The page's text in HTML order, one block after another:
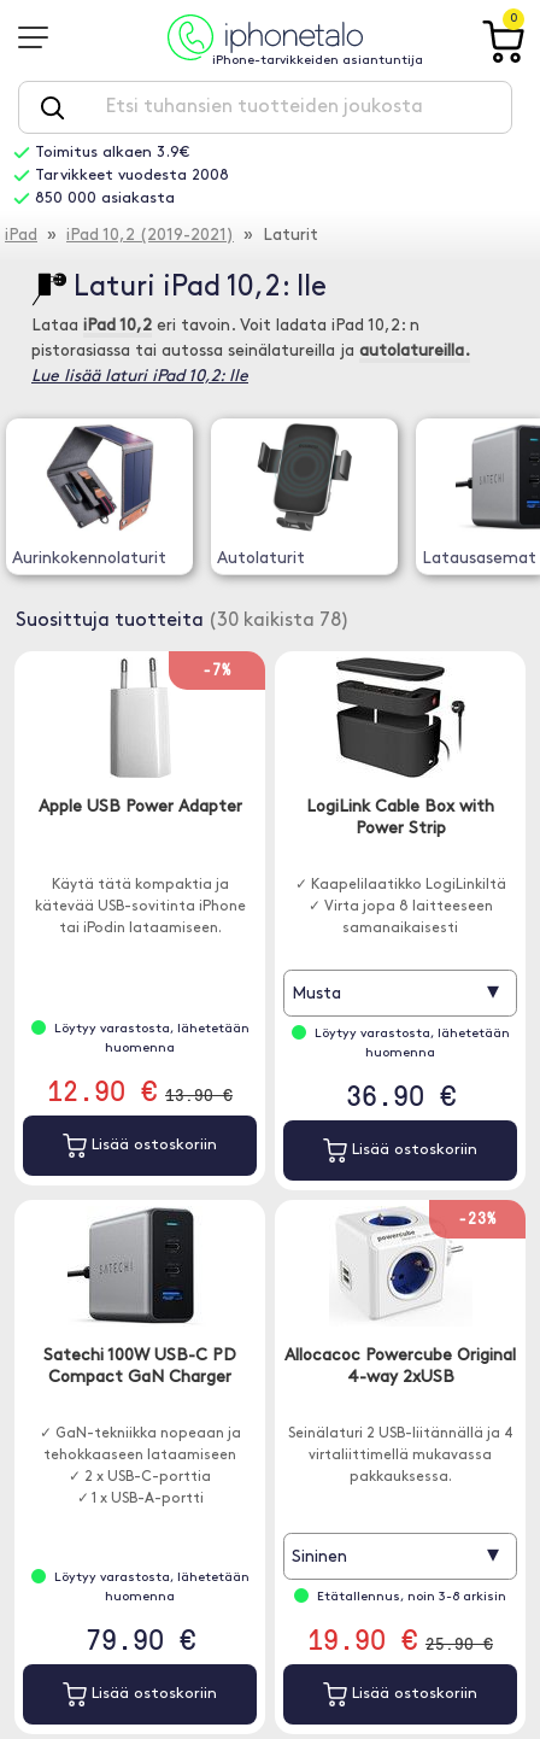
iPhone-tarvikkeiden asiantuntija
0
Toimitus alkaen 3.9€
Tarvikkeet vuodesta 2008
850 000 asiakasta
iPad » iPad 10,2 (2019-2021) » Laturit
Laturi iPad 10,2: lle
Lataa iPad 10,2 eri tavoin. Voit ladata iPad 10,2: n
pistorasiassa tai autossa seinälatureilla ja autolatureilla.
Lue lisää laturi iPad 10,2: lle
Aurinkokennolaturit Autolaturit Latausasemat
Suosittuja tuotteita (30 kaikista 78)
-7%
Apple USB Power Adapter
Käytä tätä kompaktia ja
kätevää USB-sovitinta iPhone
tai iPodin lataamiseen.
Löytyy varastosta, lähetetään
huomenna
12.90 € 13.90 €
Lisää ostoskoriin
LogiLink Cable Box with
Power Strip
✓ Kaapelilaatikko LogiLinkiltä
✓ Virta jopa 8 laitteeseen
samanaikaisesti
Musta ▾
Löytyy varastosta, lähetetään
huomenna
36.90 €
Lisää ostoskoriin
Satechi 100W USB-C PD
Compact GaN Charger
✓ GaN-tekniikka nopeaan ja
tehokkaaseen lataamiseen
✓ 2 x USB-C-porttia
✓ 1 x USB-A-portti
Löytyy varastosta, lähetetään
huomenna
79.90 €
Lisää ostoskoriin
-23%
Allocacoc Powercube Original
4-way 2xUSB
Seinälaturi 2 USB-liitännällä ja 4
virtaliittimellä mukavassa
pakkauksessa.
Sininen ▾
Etätallennus, noin 3-8 arkisin
19.90 € 25.90 €
Lisää ostoskoriin